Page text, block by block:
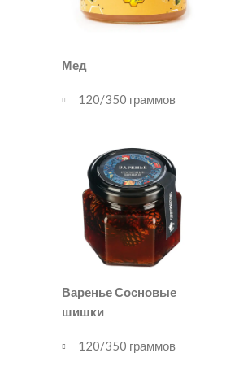
Мед
120/350 граммов
Варенье Сосновые
шишки
120/350 граммов